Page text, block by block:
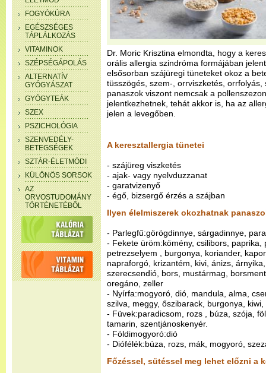
FOGYÓKÚRA
EGÉSZSÉGES
TÁPLÁLKOZÁS
VITAMINOK
SZÉPSÉGÁPOLÁS
ALTERNATÍV
GYÓGYÁSZAT
GYÓGYTEÁK
SZEX
PSZICHOLÓGIA
SZENVEDÉLY-
BETEGSÉGEK
SZTÁR-ÉLETMÓDI
KÜLÖNÖS SORSOK
AZ
ORVOSTUDOMÁNY
TÖRTÉNETÉBŐL
Dr. Moric Krisztina elmondta, hogy a
orális allergia szindróma formájában
elsősorban szájüregi tüneteket okoz a
tüsszögés, szem-, orrviszketés, orrfolyás,
panaszok viszont nemcsak a
jelentkezhetnek, tehát akkor is, ha az
jelen a levegőben.
A keresztallergia tünetei
- szájüreg viszketés
- ajak- vagy nyelvduzzanat
- garatvizenyő
- égő, bizsergő érzés a szájban
Ilyen élelmiszerek okozhatnak
- Parlegfű:görögdinnye, sárgadinnye,
- Fekete üröm:kömény, csilibors, paprika,
petrezselyem , burgonya, koriander,
napraforgó, krizantém, kivi, ánizs,
szerecsendió, bors, mustármag,
oregáno, zeller
- Nyírfa:mogyoró, dió, mandula, alma,
szilva, meggy, őszibarack, burgonya,
- Füvek:paradicsom, rozs , búza, szója,
tamarin, szentjánoskenyér.
- Földimogyoró:dió
- Diófélék:búza, rozs, mák, mogyoró,
Főzéssel, sütéssel meg lehet előzni a